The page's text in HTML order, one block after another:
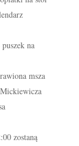
na
msza
zostaną